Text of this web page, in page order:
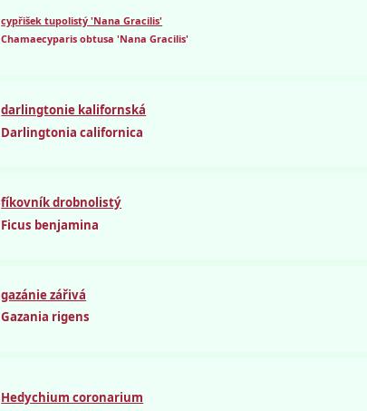
cypřišek tupolistý 'Nana Gracilis'
Chamaecyparis obtusa 'Nana Gracilis'
darlingtonie kalifornská
Darlingtonia californica
fíkovník drobnolistý
Ficus benjamina
gazánie zářivá
Gazania rigens
Hedychium coronarium